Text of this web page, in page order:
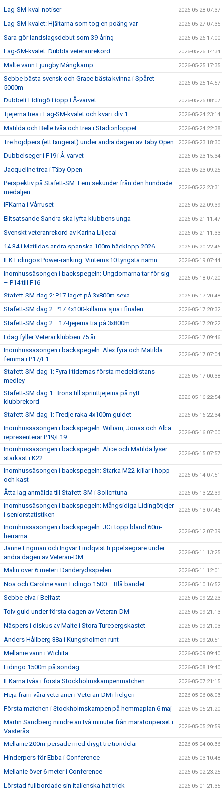
Lag-SM-kval-notiser 2026-05-28 07:37
Lag-SM-kvalet: Hjältarna som tog en poäng var 2026-05-27 07:35
Sara gör landslagsdebut som 39-åring 2026-05-26 17:00
Lag-SM-kvalet: Dubbla veteranrekord 2026-05-26 14:34
Malte vann Ljungby Mångkamp 2026-05-25 17:35
Sebbe bästa svensk och Grace bästa kvinna i Spåret
5000m
2026-05-25 14:57
Dubbelt Lidingö i topp i Å-varvet 2026-05-25 08:07
Tjejerna trea i Lag-SM-kvalet och kvar i div 1 2026-05-24 23:14
Matilda och Belle tvåa och trea i Stadionloppet 2026-05-24 22:38
Tre höjdpers (ett tangerat) under andra dagen av Täby Open 2026-05-23 18:30
Dubbelseger i F19 i Å-varvet 2026-05-23 15:34
Jacqueline trea i Täby Open 2026-05-23 09:25
Perspektiv på Stafett-SM: Fem sekunder från den hundrade
medaljen
2026-05-22 23:31
IFKarna i Vårruset 2026-05-22 09:39
Elitsatsande Sandra ska lyfta klubbens unga 2026-05-21 11:47
Svenskt veteranrekord av Karina Liljedal 2026-05-21 11:33
14.34 i Matildas andra spanska 100m-häcklopp 2026 2026-05-20 22:46
IFK Lidingös Power-ranking: Vinterns 10 tyngsta namn 2026-05-19 07:44
Inomhussäsongen i backspegeln: Ungdomarna tar för sig
– P14 till F16
2026-05-18 07:20
Stafett-SM dag 2: P17-laget på 3x800m sexa 2026-05-17 20:48
Stafett-SM dag 2: P17 4x100-killarna sjua i finalen 2026-05-17 20:32
Stafett-SM dag 2: F17-tjejerna tia på 3x800m 2026-05-17 20:22
I dag fyller Veteranklubben 75 år 2026-05-17 09:46
Inomhussäsongen i backspegeln: Alex fyra och Matilda
femma i P17/F1
2026-05-17 07:04
Stafett-SM dag 1: Fyra i tidernas första medeldistans-
medley
2026-05-17 00:38
Stafett-SM dag 1: Brons till sprinttjejerna på nytt
klubbrekord
2026-05-16 22:54
Stafett-SM dag 1: Tredje raka 4x100m-guldet 2026-05-16 22:34
Inomhussäsongen i backspegeln: William, Jonas och Alba
representerar P19/F19
2026-05-16 07:00
Inomhussäsongen i backspegeln: Alice och Matilda lyser
starkast i K22
2026-05-15 07:57
Inomhussäsongen i backspegeln: Starka M22-killar i hopp
och kast
2026-05-14 07:51
Åtta lag anmälda till Stafett-SM i Sollentuna 2026-05-13 22:39
Inomhussäsongen i backspegeln: Mångsidiga Lidingötjejer
i seniorstatistiken
2026-05-13 07:46
Inomhussäsongen i backspegeln: JC i topp bland 60m-
herrarna
2026-05-12 07:39
Janne Engman och Ingvar Lindqvist trippelsegrare under
andra dagen av Veteran-DM
2026-05-11 13:25
Malin över 6 meter i Danderydsspelen 2026-05-11 12:01
Noa och Caroline vann Lidingö 1500 – Blå bandet 2026-05-10 16:52
Sebbe elva i Belfast 2026-05-09 22:23
Tolv guld under första dagen av Veteran-DM 2026-05-09 21:13
Näspers i diskus av Malte i Stora Turebergskastet 2026-05-09 21:03
Anders Hållberg 38a i Kungsholmen runt 2026-05-09 20:51
Mellanie vann i Wichita 2026-05-09 09:40
Lidingö 1500m på söndag 2026-05-08 19:40
IFKarna tvåa i första Stockholmskampenmatchen 2026-05-07 21:15
Heja fram våra veteraner i Veteran-DM i helgen 2026-05-06 08:03
Första matchen i Stockholmskampen på hemmaplan 6 maj 2026-05-05 21:20
Martin Sandberg mindre än två minuter från maratonperset i
Västerås
2026-05-05 20:59
Mellanie 200m-persade med drygt tre tiondelar 2026-05-04 00:36
Hinderpers för Ebba i Conference 2026-05-03 10:48
Mellanie över 6 meter i Conference 2026-05-02 23:25
Lörstad fullbordade sin italienska hat-trick 2026-05-01 21:35